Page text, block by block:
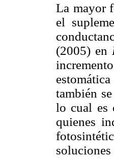
La mayor
el
(2005) en
también
lo cual es
quienes